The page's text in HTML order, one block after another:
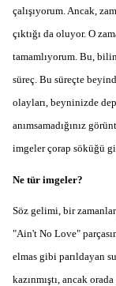
çalışıyorum. Ancak,
çıktığı da oluyor. O
tamamlıyorum. Bu,
süreç. Bu süreçte
olayları, beyninizde
anımsamadığınız
imgeler çorap söküğü
Ne tür imgeler?
Söz gelimi, bir
"Ain't No Love"
elmas gibi parıldayan
kazınmıştı, ancak